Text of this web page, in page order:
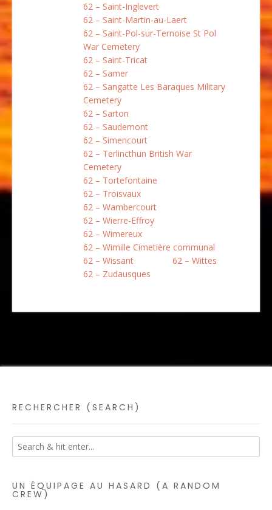
62 – Saint-Inglevert
62 – Saint-Martin-au-Laert
62 – Saint-Pol-sur-Ternoise St Pol
War Cemetery
62 – Saint-Tricat
62 – Samer
62 – Sangatte Les Baraques Military
Cemetery
62 – Sarton
62 – Saudemont
62 – Simencourt
62 – Terlincthun British War
Cemetery
62 – Tortefontaine
62 – Troisvaux
62 – Wambercourt
62 – Wierre-Effroy
62 – Wimereux
62 – Wimille Cimetière communal
62 – Wissant
62 – Wittes
62 – Zudausques
RECHERCHER (SEARCH)
UN ÉQUIPAGE AU HASARD (A RANDOM
CREW)